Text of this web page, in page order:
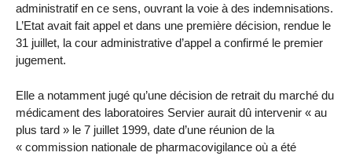
administratif en ce sens, ouvrant la voie à des indemnisations.
L’Etat avait fait appel et dans une première décision, rendue le
31 juillet, la cour administrative d’appel a confirmé le premier
jugement.
Elle a notamment jugé qu’une décision de retrait du marché du
médicament des laboratoires Servier aurait dû intervenir « au
plus tard » le 7 juillet 1999, date d’une réunion de la
« commission nationale de pharmacovigilance où a été